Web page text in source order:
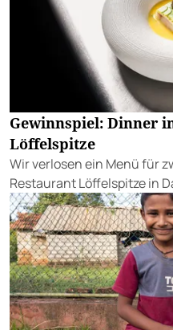
Gewinnspiel: Dinner
Löffelspitze
Wir verlosen ein Menü für
Restaurant Löffelspitze in